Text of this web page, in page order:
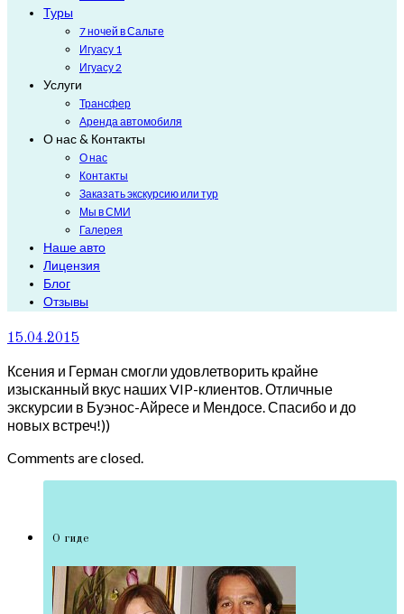
Туры
7 ночей в Сальте
Игуасу 1
Игуасу 2
Услуги
Трансфер
Аренда автомобиля
О нас & Контакты
О нас
Контакты
Заказать экскурсию или тур
Мы в СМИ
Галерея
Наше авто
Лицензия
Блог
Отзывы
15.04.2015
Ксения и Герман смогли удовлетворить крайне
изысканный вкус наших VIP-клиентов. Отличные
экскурсии в Буэнос-Айресе и Мендосе. Спасибо и до
новых встреч!))
Comments are closed.
О гиде